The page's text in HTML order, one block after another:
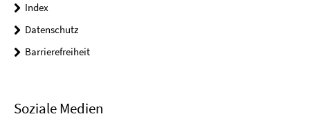
Index
Datenschutz
Barrierefreiheit
Soziale Medien